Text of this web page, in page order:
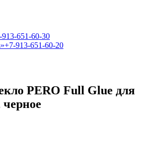
913-651-60-30
+7-913-651-60-20
PERO Full Glue для
черное